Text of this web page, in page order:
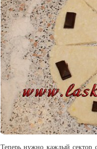
Теперь нужно каждый сектор